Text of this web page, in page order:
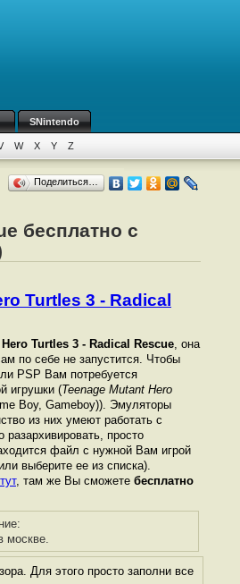
SNintendo
W X Y Z
Поделиться…
бесплатно с
Turtles 3 - Radical
Turtles 3 - Radical Rescue, она
по себе не запустится. Чтобы
PSP Вам потребуется
игрушки (Teenage Mutant Hero
Boy, Gameboy)). Эмуляторы
из них умеют работать с
просто
файл с нужной Вам игрой
выберите ее из списка).
, там же Вы сможете бесплатно
москве.
Для этого просто заполни все